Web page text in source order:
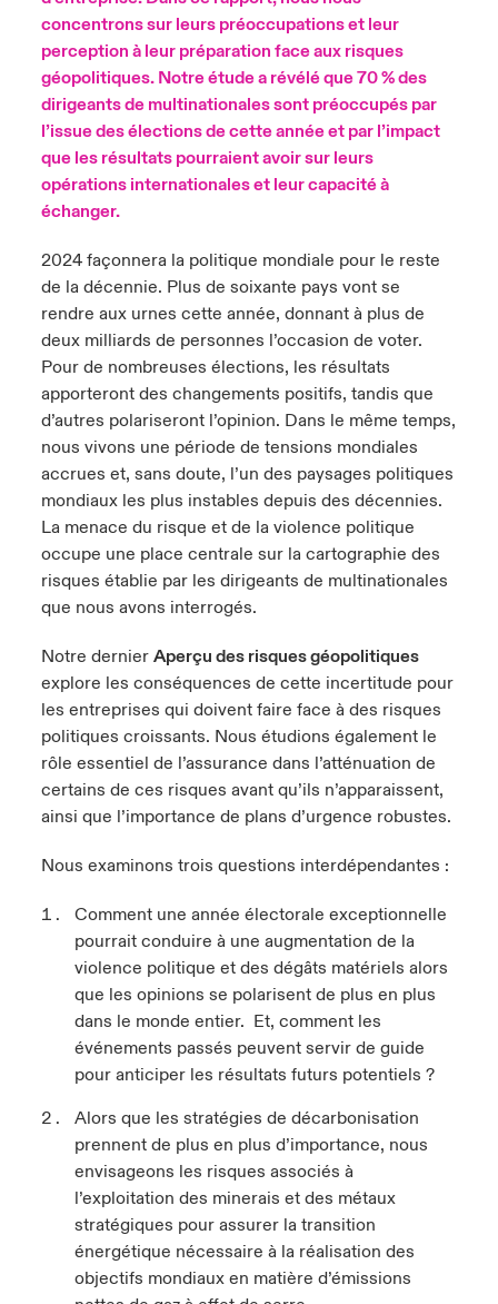
Nous contacter
Connexion
Investor Relations
Beazley
sur les risques environnementaux et climatiques 2025
Cyber
nomme Michèle Horner au poste de Country Manage
: le mXDR, une solution de détection et réponse
Cybers qui auraient pu être évités
France
(French)
(French)
(French)
(French)
(French)
(French)
(French)
(French)
(French)
(French)
(French)
concentrons sur leurs préoccupations et leur
perception à leur préparation face aux risques
géopolitiques. Notre étude a révélé que 70 % des
dirigeants de multinationales sont préoccupés par
l’issue des élections de cette année et par l’impact
que les résultats pourraient avoir sur leurs
opérations internationales et leur capacité à
échanger.
2024 façonnera la politique mondiale pour le reste
de la décennie. Plus de soixante pays vont se
rendre aux urnes cette année, donnant à plus de
deux milliards de personnes l’occasion de voter.
Pour de nombreuses élections, les résultats
apporteront des changements positifs, tandis que
d’autres polariseront l’opinion. Dans le même temps,
nous vivons une période de tensions mondiales
accrues et, sans doute, l’un des paysages politiques
mondiaux les plus instables depuis des décennies.
La menace du risque et de la violence politique
occupe une place centrale sur la cartographie des
risques établie par les dirigeants de multinationales
que nous avons interrogés.
Notre dernier Aperçu des risques géopolitiques
explore les conséquences de cette incertitude pour
les entreprises qui doivent faire face à des risques
politiques croissants. Nous étudions également le
rôle essentiel de l’assurance dans l’atténuation de
certains de ces risques avant qu’ils n’apparaissent,
ainsi que l’importance de plans d’urgence robustes.
Nous examinons trois questions interdépendantes :
Comment une année électorale exceptionnelle
pourrait conduire à une augmentation de la
violence politique et des dégâts matériels alors
que les opinions se polarisent de plus en plus
dans le monde entier. Et, comment les
événements passés peuvent servir de guide
pour anticiper les résultats futurs potentiels ?
Alors que les stratégies de décarbonisation
prennent de plus en plus d’importance, nous
envisageons les risques associés à
l’exploitation des minerais et des métaux
stratégiques pour assurer la transition
énergétique nécessaire à la réalisation des
objectifs mondiaux en matière d’émissions